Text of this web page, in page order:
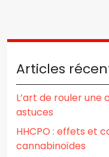
Articles
L’art de rouler
astuces
HHCPO : effets et
cannabinoïdes